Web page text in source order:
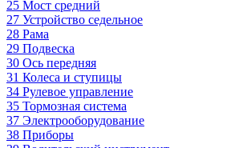
25 Мост средний
27 Устройство седельное
28 Рама
29 Подвеска
30 Ось передняя
31 Колеса и ступицы
34 Рулевое управление
35 Тормозная система
37 Электрооборудование
38 Приборы